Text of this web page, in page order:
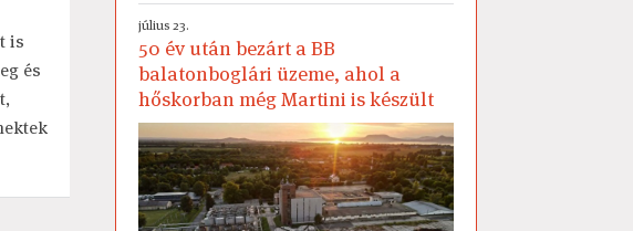
is
és
július 23.
50 év után bezárt a BB
balatonboglári üzeme, ahol a
hőskorban még Martini is készült